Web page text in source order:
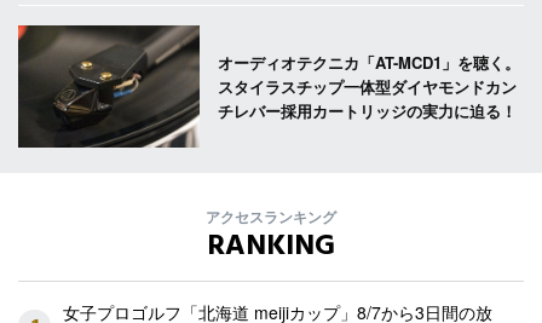
オーディオテクニカ「AT-MCD1」を聴く。
スタイラスチップ一体型ダイヤモンドカン
チレバー採用カートリッジの実力に迫る！
アクセスランキング
RANKING
女子プロゴルフ「北海道 meijiカップ」8/7から3日間の放